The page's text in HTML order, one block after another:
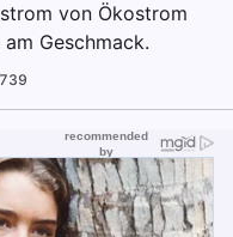
von Ökostrom
Geschmack.